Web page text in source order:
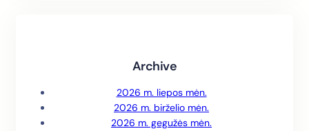
Archive
2026 m. liepos mėn.
2026 m. birželio mėn.
2026 m. gegužės mėn.